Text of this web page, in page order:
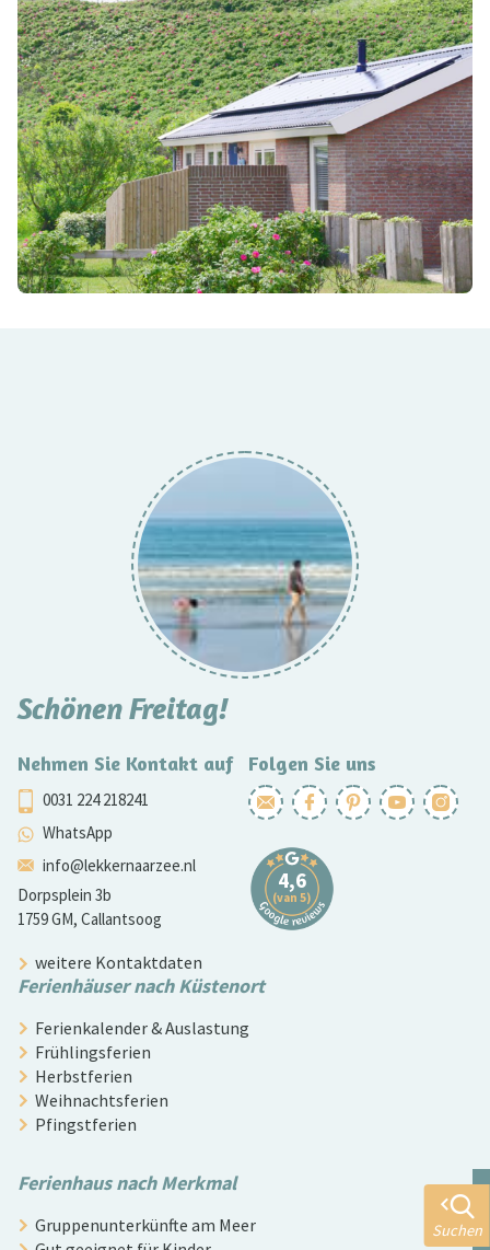
Schönen Freitag!
Nehmen Sie Kontakt auf
0031 224 218241
WhatsApp
info@lekkernaarzee.nl
Dorpsplein 3b
1759 GM, Callantsoog
Folgen Sie uns
weitere Kontaktdaten
Ferienhäuser nach Küstenort
Ferienkalender & Auslastung
Frühlingsferien
Herbstferien
Weihnachtsferien
Pfingstferien
Ferienhaus nach Merkmal
Gruppenunterkünfte am Meer
Suchen